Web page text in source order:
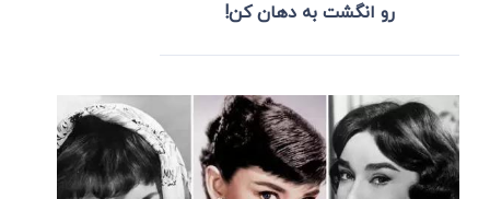
رو انگشت به دهان کن!